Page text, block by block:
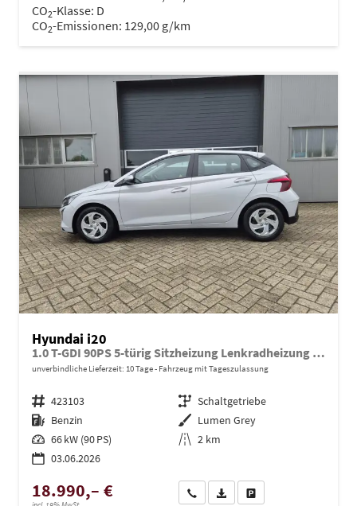
CO2-Klasse: D
CO2-Emissionen: 129,00 g/km
Hyundai i20
1.0 T-GDI 90PS 5-türig Sitzheizung Lenkradheizung Rückf.Kamera PDC Klima Apple CarPlay Android Auto Tempomat Touchscreen
unverbindliche Lieferzeit: 10 Tage Fahrzeug mit Tageszulassung
Fahrzeugnr. 423103 Getriebe Schaltgetriebe
Kraftstoff Benzin Außenfarbe Lumen Grey
Leistung 66 kW (90 PS) Kilometerstand 2 km
03.06.2026
18.990,– € Wir rufen Sie anPDF-Datei, Fahrzeugexposé